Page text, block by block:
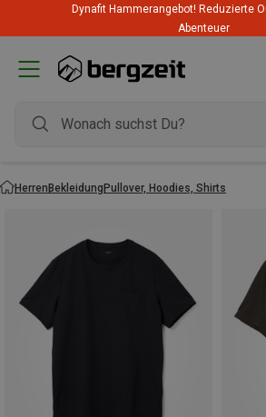
Dynafit Hammerangebot! Reduzierte
Abenteuer
HerrenBekleidungPullover, Hoodies, Shirts